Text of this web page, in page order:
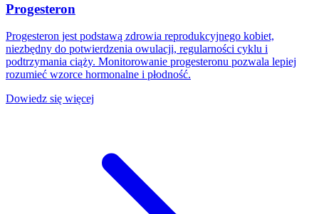
Progesteron
Progesteron jest podstawą zdrowia reprodukcyjnego kobiet,
niezbędny do potwierdzenia owulacji, regularności cyklu i
podtrzymania ciąży. Monitorowanie progesteronu pozwala lepiej
rozumieć wzorce hormonalne i płodność.
Dowiedz się więcej